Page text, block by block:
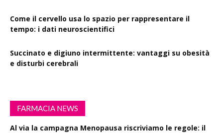
Come il cervello usa lo spazio per rappresentare il
tempo: i dati neuroscientifici
Succinato e digiuno intermittente: vantaggi su obesità
e disturbi cerebrali
FARMACIA NEWS
Al via la campagna Menopausa riscriviamo le regole: il